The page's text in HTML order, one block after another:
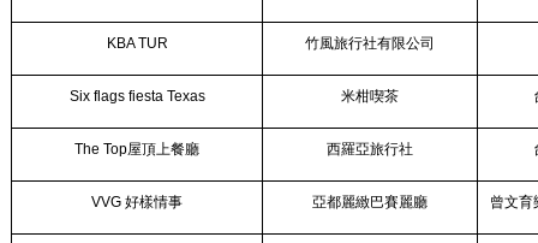
KBA TUR 竹風旅行社有限公司
Six flags fiesta Texas 米柑喫茶
The Top屋頂上餐廳 西羅亞旅行社
VVG 好樣情事 亞都麗緻巴賽麗廳 曾文育